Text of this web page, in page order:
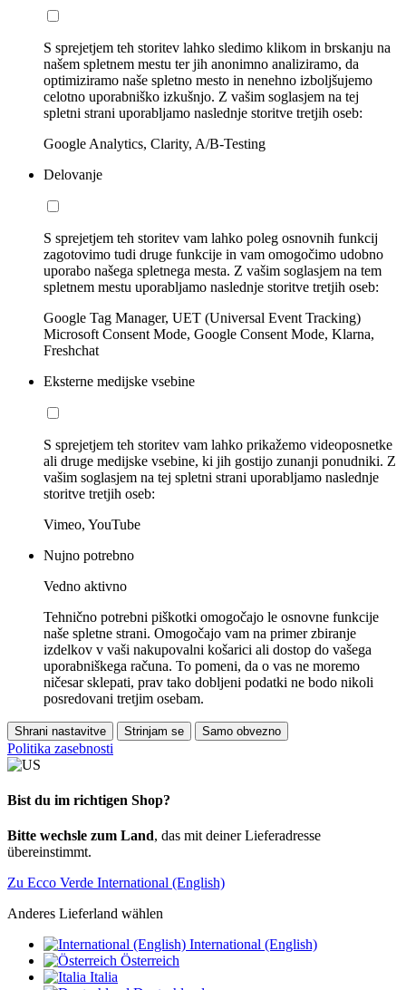
S sprejetjem teh storitev lahko sledimo klikom in brskanju na
našem spletnem mestu ter jih anonimno analiziramo, da
optimiziramo naše spletno mesto in nenehno izboljšujemo
celotno uporabniško izkušnjo. Z vašim soglasjem na tej
spletni strani uporabljamo naslednje storitve tretjih oseb:
Google Analytics, Clarity, A/B-Testing
Delovanje
S sprejetjem teh storitev vam lahko poleg osnovnih funkcij
zagotovimo tudi druge funkcije in vam omogočimo udobno
uporabo našega spletnega mesta. Z vašim soglasjem na tem
spletnem mestu uporabljamo naslednje storitve tretjih oseb:
Google Tag Manager, UET (Universal Event Tracking)
Microsoft Consent Mode, Google Consent Mode, Klarna,
Freshchat
Eksterne medijske vsebine
S sprejetjem teh storitev vam lahko prikažemo videoposnetke
ali druge medijske vsebine, ki jih gostijo zunanji ponudniki. Z
vašim soglasjem na tej spletni strani uporabljamo naslednje
storitve tretjih oseb:
Vimeo, YouTube
Nujno potrebno
Vedno aktivno
Tehnično potrebni piškotki omogočajo le osnovne funkcije
naše spletne strani. Omogočajo vam na primer zbiranje
izdelkov v vaši nakupovalni košarici ali dostop do vašega
uporabniškega računa. To pomeni, da o vas ne moremo
ničesar sklepati, prav tako dobljeni podatki ne bodo nikoli
posredovani tretjim osebam.
Shrani nastavitve Strinjam se Samo obvezno
Politika zasebnosti
Bist du im richtigen Shop?
Bitte wechsle zum Land, das mit deiner Lieferadresse
übereinstimmt.
Zu Ecco Verde International (English)
Anderes Lieferland wählen
International (English)
Österreich
Italia